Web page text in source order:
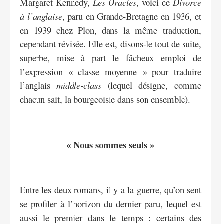
à l’anglaise, paru en Grande-Bretagne en 1936, et
en 1939 chez Plon, dans la même traduction,
cependant révisée. Elle est, disons-le tout de suite,
superbe, mise à part le fâcheux emploi de
l’expression « classe moyenne » pour traduire
l’anglaismiddle-class (lequel désigne, comme
chacun sait, la bourgeoisie dans son ensemble).
« Nous sommes seuls »
Entre les deux romans, il y a la guerre, qu’on sent
se profiler à l’horizon du dernier paru, lequel est
aussi le premier dans le temps : certains des